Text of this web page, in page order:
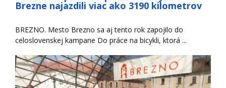
Brezne najazdili viac ako 3190 kilometrov
BREZNO. Mesto Brezno sa aj tento rok zapojilo do
celoslovenskej kampane Do práce na bicykli, ktorá ...